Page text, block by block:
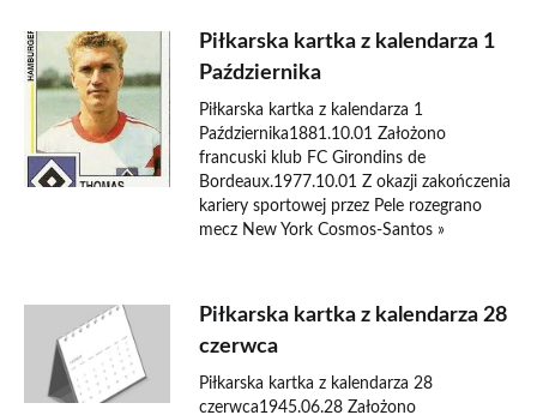
Piłkarska kartka z kalendarza 1
Października
Piłkarska kartka z kalendarza 1
Października1881.10.01 Założono
francuski klub FC Girondins de
Bordeaux.1977.10.01 Z okazji zakończenia
kariery sportowej przez Pele rozegrano
mecz New York Cosmos-Santos »
Piłkarska kartka z kalendarza 28
czerwca
Piłkarska kartka z kalendarza 28
czerwca1945.06.28 Założono